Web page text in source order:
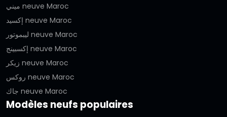
ميني neuve Maroc
إكسيد neuve Maroc
ليبموتور neuve Maroc
إكسبينج neuve Maroc
زيكر neuve Maroc
روكس neuve Maroc
جاك neuve Maroc
Modèles neufs populaires